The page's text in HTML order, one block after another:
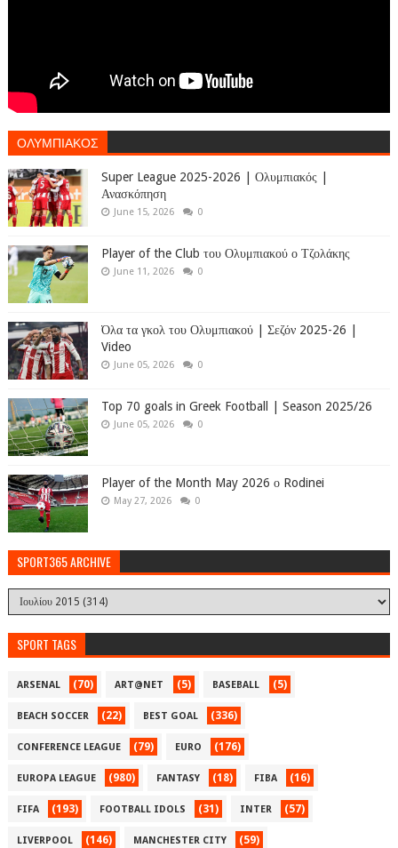
ΟΛΥΜΠΙΑΚΟΣ
Super League 2025-2026 | Ολυμπιακός |
Ανασκόπηση
June 15, 2026 0
Player of the Club του Ολυμπιακού ο Τζολάκης
June 11, 2026 0
Όλα τα γκολ του Ολυμπιακού | Σεζόν 2025-26 |
Video
June 05, 2026 0
Top 70 goals in Greek Football | Season 2025/26
June 05, 2026 0
Player of the Month May 2026 ο Rodinei
May 27, 2026 0
SPORT365 ARCHIVE
SPORT TAGS
ARSENAL (70) ART@NET (5) BASEBALL (5)
BEACH SOCCER (22) BEST GOAL (336)
CONFERENCE LEAGUE (79) EURO (176)
EUROPA LEAGUE (980) FANTASY (18) FIBA (16)
FIFA (193) FOOTBALL IDOLS (31) INTER (57)
LIVERPOOL (146) MANCHESTER CITY (59)